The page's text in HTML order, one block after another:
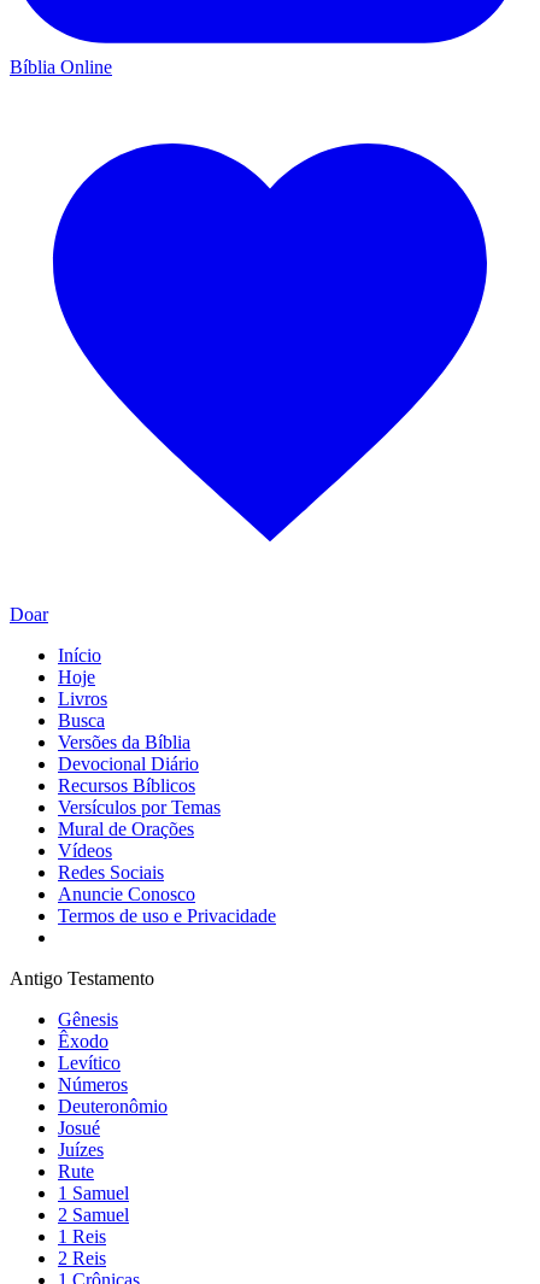
Bíblia Online
Doar
Início
Hoje
Livros
Busca
Versões da Bíblia
Devocional Diário
Recursos Bíblicos
Versículos por Temas
Mural de Orações
Vídeos
Redes Sociais
Anuncie Conosco
Termos de uso e Privacidade
Antigo Testamento
Gênesis
Êxodo
Levítico
Números
Deuteronômio
Josué
Juízes
Rute
1 Samuel
2 Samuel
1 Reis
2 Reis
1 Crônicas